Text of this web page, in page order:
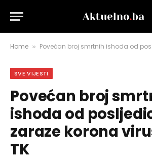
Home » Povećan broj smrtnih ishoda od posljedica
SVE VIJESTI
Povećan broj
ishoda od
zaraze korona
TK